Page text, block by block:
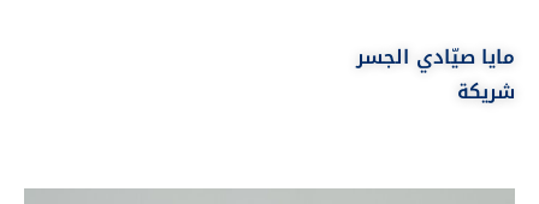
مايا صيّادي الجسر
شريكة